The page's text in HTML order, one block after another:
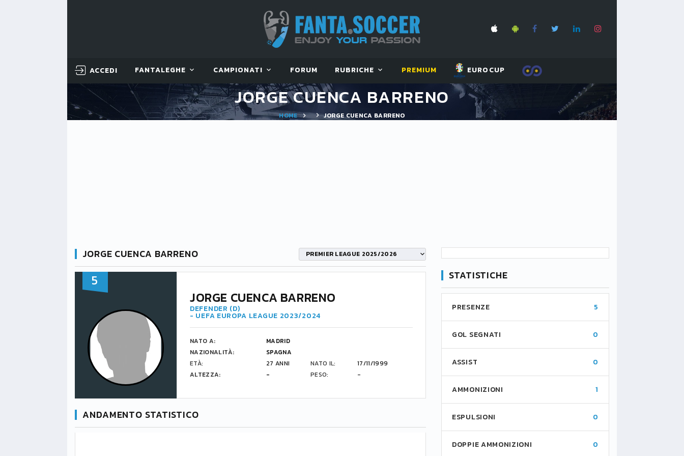
ACCEDI FANTALEGHE CAMPIONATI FORUM RUBRICHE PREMIUM EUROCUP
JORGE CUENCA BARRENO
HOME JORGE CUENCA BARRENO
JORGE CUENCA BARRENO PREMIER LEAGUE 2025/2026
5
JORGE CUENCA BARRENO
DEFENDER (D)
- UEFA EUROPA LEAGUE 2023/2024
NATO A:
MADRID
NAZIONALITÀ:
SPAGNA
ETÀ:
27 ANNI NATO IL:
17/11/1999
ALTEZZA:
- PESO: -
ANDAMENTO STATISTICO
STATISTICHE
PRESENZE 5
GOL SEGNATI 0
ASSIST 0
AMMONIZIONI 1
ESPULSIONI 0
DOPPIE AMMONIZIONI 0